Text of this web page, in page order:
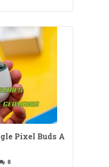
Pixel Buds A
8